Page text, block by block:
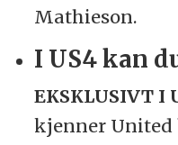
Mathieson.
I US4 kan
EKSKLUSIVT I
kjenner United